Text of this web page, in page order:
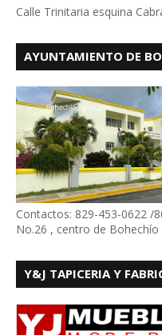
Calle Trinitaria esquina
AYUNTAMIENTO DE
Contactos: 829-453-0622 /
No.26 , centro de Bohechío
Y&J TAPICERIA Y